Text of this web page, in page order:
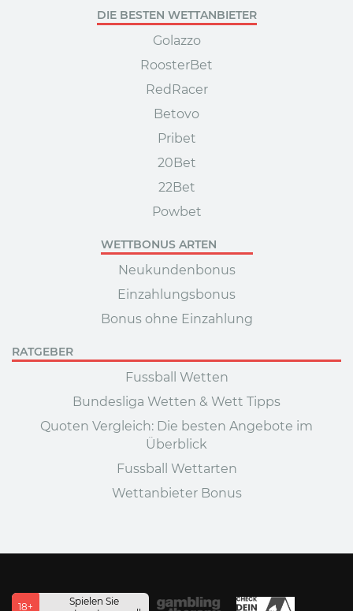
DIE BESTEN WETTANBIETER
Golazzo
RoosterBet
RedRacer
Betovo
Pribet
20Bet
22Bet
Powbet
WETTBONUS ARTEN
Neukundenbonus
Einzahlungsbonus
Bonus ohne Einzahlung
RATGEBER
Fussball Wetten
Bundesliga Wetten & Wett Tipps
Quoten Vergleich: Die besten Angebote im
Überblick
Fussball Wettarten
Wettanbieter Bonus
18+
Spielen Sie